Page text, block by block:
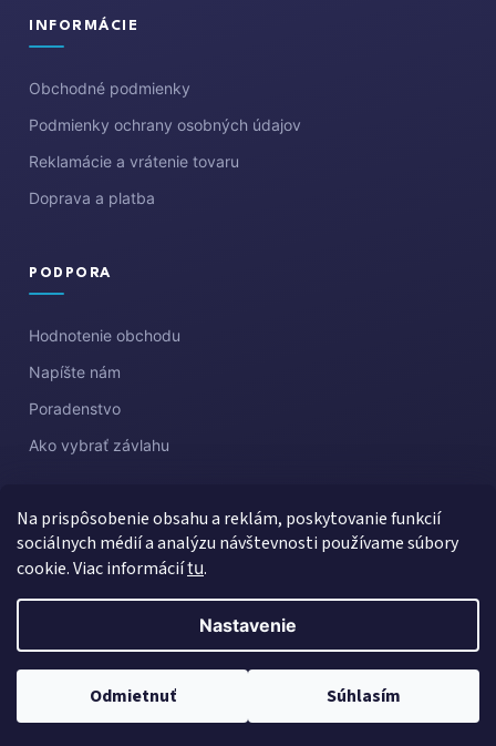
Na prispôsobenie obsahu a reklám, poskytovanie funkcií
sociálnych médií a analýzu návštevnosti používame súbory
cookie. Viac informáciítu.
Nastavenie
Odmietnuť Súhlasím
INFORMÁCIE
Obchodné podmienky
Podmienky ochrany osobných údajov
Reklamácie a vrátenie tovaru
Doprava a platba
PODPORA
Hodnotenie obchodu
Napíšte nám
Poradenstvo
Ako vybrať závlahu
Created by Gaelta